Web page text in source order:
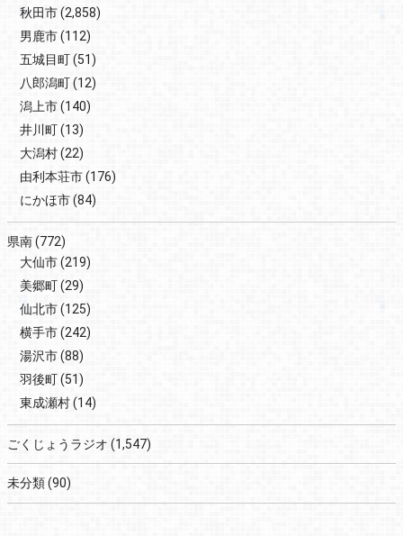
秋田市(2,858)
男鹿市(112)
五城目町(51)
八郎潟町(12)
潟上市(140)
井川町(13)
大潟村(22)
由利本荘市(176)
にかほ市(84)
県南(772)
大仙市(219)
美郷町(29)
仙北市(125)
横手市(242)
湯沢市(88)
羽後町(51)
東成瀬村(14)
ごくじょうラジオ (1,547)
未分類(90)